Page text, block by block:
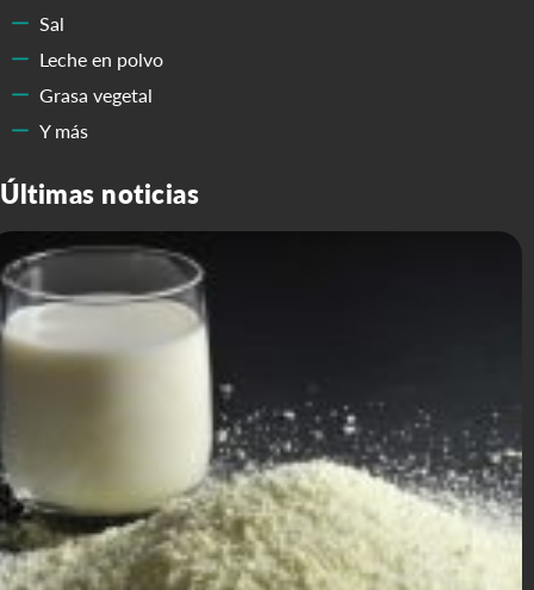
Sal
Leche en polvo
Grasa vegetal
Y más
Últimas noticias